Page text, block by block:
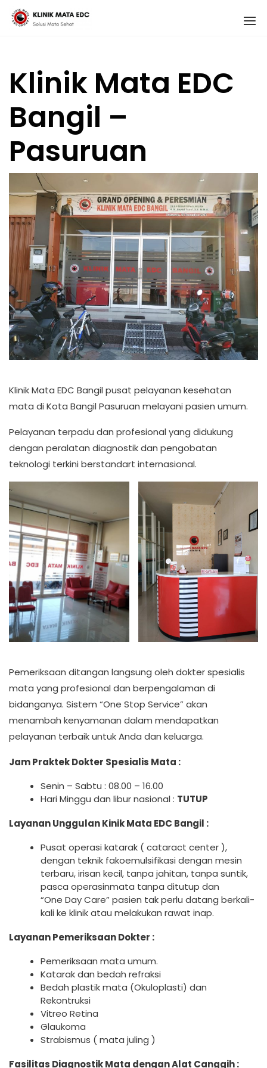
Klinik Mata EDC
Bangil –
Pasuruan
Klinik Mata EDC Bangil pusat pelayanan kesehatan
mata di Kota Bangil Pasuruan melayani pasien umum.
Pelayanan terpadu dan profesional yang didukung
dengan peralatan diagnostik dan pengobatan
teknologi terkini berstandart internasional.
Pemeriksaan ditangan langsung oleh dokter spesialis
mata yang profesional dan berpengalaman di
bidanganya. Sistem “One Stop Service” akan
menambah kenyamanan dalam mendapatkan
pelayanan terbaik untuk Anda dan keluarga.
Jam Praktek Dokter Spesialis Mata :
Senin – Sabtu : 08.00 – 16.00
Hari Minggu dan libur nasional : TUTUP
Layanan Unggulan Kinik Mata EDC Bangil :
Pusat operasi katarak ( cataract center ),
dengan teknik fakoemulsifikasi dengan mesin
terbaru, irisan kecil, tanpa jahitan, tanpa suntik,
pasca operasinmata tanpa ditutup dan
“One Day Care” pasien tak perlu datang berkali-
kali ke klinik atau melakukan rawat inap.
Layanan Pemeriksaan Dokter :
Pemeriksaan mata umum.
Katarak dan bedah refraksi
Bedah plastik mata (Okuloplasti) dan
Rekontruksi
Vitreo Retina
Glaukoma
Strabismus ( mata juling )
Fasilitas Diagnostik Mata dengan Alat Canggih :